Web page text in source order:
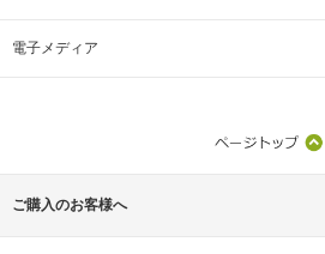
電子メディア
ご購入のお客様へ